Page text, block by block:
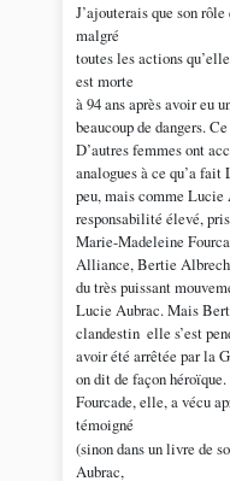
J’ajouterais que son
malgré
toutes les actions
est morte
à 94 ans après avoir eu
beaucoup de dangers.
D’autres femmes ont
analogues à ce qu’a
peu, mais comme Lucie
responsabilité élevé,
Marie-Madeleine
Alliance, Bertie
du très puissant
Lucie Aubrac. Mais
clandestin ­ elle s’est
avoir été arrêtée par la
on dit de façon
Fourcade, elle, a vécu
témoigné
(sinon dans un livre de
Aubrac,